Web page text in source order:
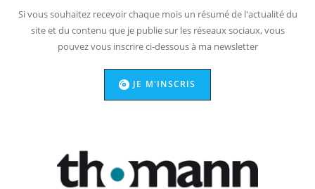
Si vous souhaitez recevoir chaque mois un résumé de l'actualité du
site et du contenu que je publie sur les réseaux sociaux, vous
pouvez vous inscrire ci-dessous à ma newsletter
JE M'INSCRIS